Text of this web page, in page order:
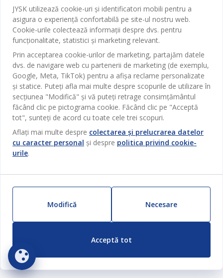
Livrare
Disponibil în magazin
25%
ORREFORS GOLD
COVORAȘ BAIE ORREFORS
450MDL
/ Buc
Disponibil în magazin
25%
ORREFORS GOLD
/ Buc
Disponibil în magazin
JYSK utilizează cookie-uri și identificatori mobili pentru a
asigura o experiență confortabilă pe site-ul nostru web.
Cookie-urile colectează informații despre dvs. pentru
funcționalitate, statistici și marketing relevant.
Prin acceptarea cookie-urilor de marketing, partajăm datele
dvs. de navigare web cu partenerii de marketing (de exemplu,
Google, Meta, TikTok) pentru a afișa reclame personalizate
și statice. Puteți afla mai multe despre scopurile de utilizare în
secțiunea "Modifică" și vă puteți retrage consimțământul
făcând clic pe pictograma cookie. Făcând clic pe "Acceptă
tot", sunteți de acord cu toate cele trei scopuri.
Aflați mai multe despre colectarea și prelucrarea datelor
cu caracter personal și despre politica privind cookie-
urile.
Modifică Necesare
Acceptă tot